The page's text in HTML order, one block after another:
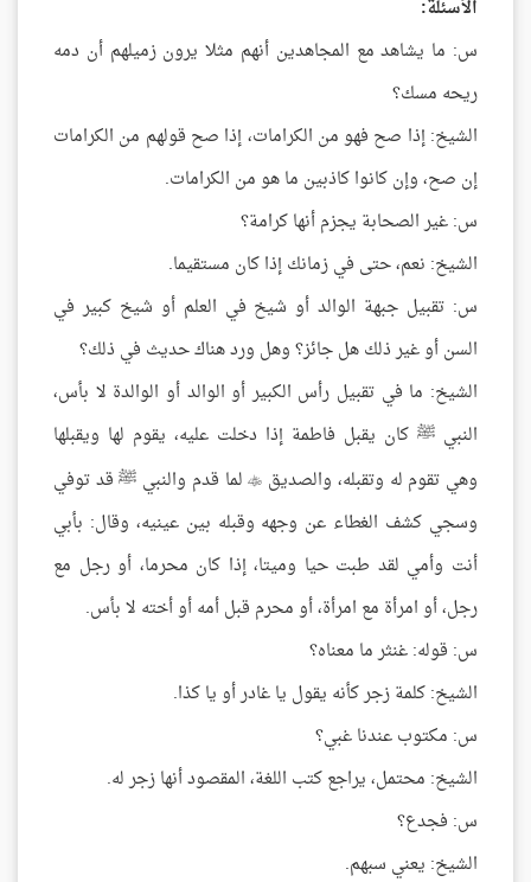
الأسئلة:
س: ما يشاهد مع المجاهدين أنهم مثلا يرون زميلهم أن دمه
ريحه مسك؟
الشيخ: إذا صح فهو من الكرامات، إذا صح قولهم من الكرامات
إن صح، وإن كانوا كاذبين ما هو من الكرامات.
س: غير الصحابة يجزم أنها كرامة؟
الشيخ: نعم، حتى في زمانك إذا كان مستقيما.
س: تقبيل جبهة الوالد أو شيخ في العلم أو شيخ كبير في
السن أو غير ذلك هل جائز؟ وهل ورد هناك حديث في ذلك؟
الشيخ: ما في تقبيل رأس الكبير أو الوالد أو الوالدة لا بأس،
النبي ﷺ كان يقبل فاطمة إذا دخلت عليه، يقوم لها ويقبلها
وهي تقوم له وتقبله، والصديق لما قدم والنبي ﷺ قد توفي
وسجي كشف الغطاء عن وجهه وقبله بين عينيه، وقال: بأبي
أنت وأمي لقد طبت حيا وميتا، إذا كان محرما، أو رجل مع
رجل، أو امرأة مع امرأة، أو محرم قبل أمه أو أخته لا بأس.
س: قوله: غنثر ما معناه؟
الشيخ: كلمة زجر كأنه يقول يا غادر أو يا كذا.
س: مكتوب عندنا غبي؟
الشيخ: محتمل، يراجع كتب اللغة، المقصود أنها زجر له.
س: فجدع؟
الشيخ: يعني سبهم.